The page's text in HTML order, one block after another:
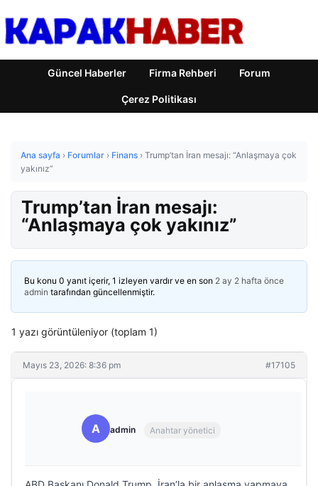
Güncel Haberler Firma Rehberi Forum
Çerez Politikası
Ana sayfa › Forumlar › Finans › Trump’tan İran mesajı: “Anlaşmaya çok
yakınız”
Trump’tan İran mesajı:
“Anlaşmaya çok yakınız”
Bu konu 0 yanıt içerir, 1 izleyen vardır ve en son 2 ay 2 hafta önce
admin tarafından güncellenmiştir.
1 yazı görüntüleniyor (toplam 1)
Mayıs 23, 2026: 8:36 pm #17105
A admin Anahtar yönetici